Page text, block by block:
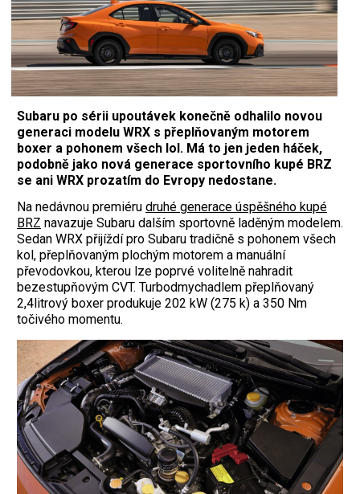
Subaru po sérii upoutávek konečně odhalilo novou
generaci modelu WRX s přeplňovaným motorem
boxer a pohonem všech lol. Má to jen jeden háček,
podobně jako nová generace sportovního kupé BRZ
se ani WRX prozatím do Evropy nedostane.
Na nedávnou premiéru druhé generace úspěšného kupé
BRZ navazuje Subaru dalším sportovně laděným modelem.
Sedan WRX přijíždí pro Subaru tradičně s pohonem všech
kol, přeplňovaným plochým motorem a manuální
převodovkou, kterou lze poprvé volitelně nahradit
bezestupňovým CVT. Turbodmychadlem přeplňovaný
2,4litrový boxer produkuje 202 kW (275 k) a 350 Nm
točivého momentu.